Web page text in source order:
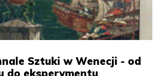
Sztuki w Wenecji - od
do eksperymentu